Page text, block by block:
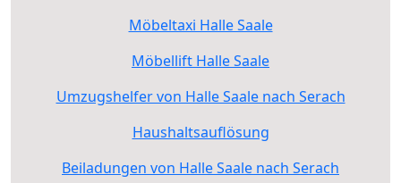
Möbeltaxi Halle Saale
Möbellift Halle Saale
Umzugshelfer von Halle Saale nach Serach
Haushaltsauflösung
Beiladungen von Halle Saale nach Serach